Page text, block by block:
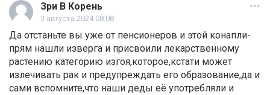
Зри В Корень
3 августа 2024 08:08
Да отстаньте вы уже от пенсионеров и этой конапли-
прям нашли изверга и присвоили лекарственному
растению категорию изгоя,которое,кстати может
излечивать рак и предупреждать его образование,да и
сами вспомните,что наши деды её употребляли и